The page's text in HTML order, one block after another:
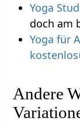
Yoga
doch am
Yoga für
kostenlos
Andere